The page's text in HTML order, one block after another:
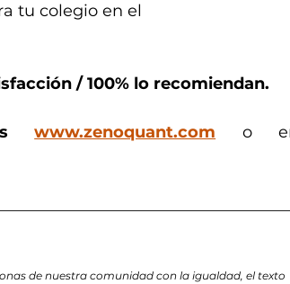
tu colegio en el
/ 100% lo recomiendan.
www.zenoquant.com
de nuestra comunidad con la igualdad, el texto